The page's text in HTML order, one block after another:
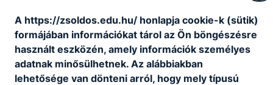
Részletek, jelentkezés
Jelentkezési határidő
A https://zsoldos.edu.hu/ honlapja cookie-k (sütik)
formájában információkat tárol az Ön böngészésre
használt eszközén, amely információk személyes
adatnak minősülhetnek. Az alábbiakban
lehetősége van dönteni arról, hogy mely típusú